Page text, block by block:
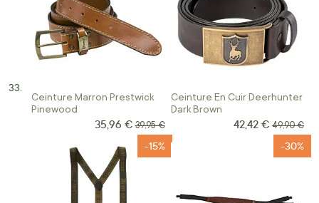
Ceinture Marron Prestwick
Pinewood
Prix Spécial
35,96 € Prix normal
39,95 €
Ceinture En Cuir Deerhunter
Dark Brown
Prix Spécial
42,42 € Prix
49,90 €
-15% -30%